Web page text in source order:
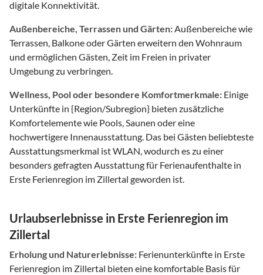
digitale Konnektivität.
Außenbereiche, Terrassen und Gärten:Außenbereiche wie
Terrassen, Balkone oder Gärten erweitern den Wohnraum
und ermöglichen Gästen, Zeit im Freien in privater
Umgebung zu verbringen.
Wellness, Pool oder besondere Komfortmerkmale: Einige
Unterkünfte in {Region/Subregion} bieten zusätzliche
Komfortelemente wie Pools, Saunen oder eine
hochwertigere Innenausstattung. Das bei Gästen beliebteste
Ausstattungsmerkmal ist WLAN, wodurch es zu einer
besonders gefragten Ausstattung für Ferienaufenthalte in
Erste Ferienregion im Zillertal geworden ist.
Urlaubserlebnisse in Erste Ferienregion im
Zillertal
Erholung und Naturerlebnisse: Ferienunterkünfte in Erste
Ferienregion im Zillertal bieten eine komfortable Basis für